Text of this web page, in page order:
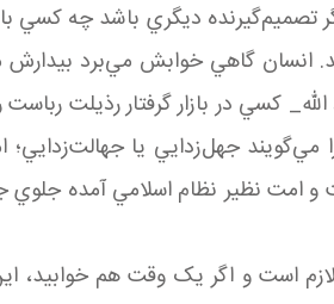
ديگري باشد چه کسي
انسان گاهي خوابش مي‌برد بيدارش
کسي در بازار گرفتار رذيلت
مي‌گويند جهل‌زدايي يا
نظير نظام اسلامي آمده جلوي
است و اگر يک وقت هم خوابيد،